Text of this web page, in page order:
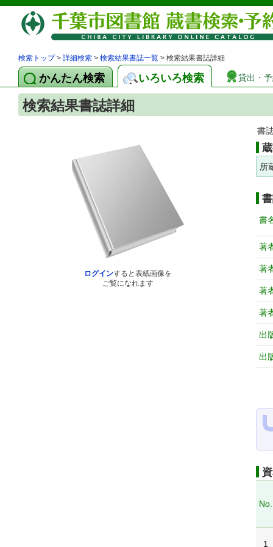
検索トップ> 詳細検索 > 検索結果書誌一覧 > 検索結果書誌詳細
かんたん検索 いろいろ検索 貸出・
検索結果書誌詳細
ログインすると表紙画像を
ご覧になれます
書
所
書
著
著
著
著
出
出
No.
1